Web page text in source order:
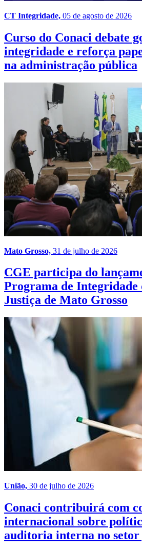
CT Integridade, 05 de agosto de 2026
Curso do Conaci debate
integridade e reforça
na administração pública
Mato Grosso, 31 de julho de 2026
CGE participa do
Programa de Integridade
Justiça de Mato Grosso
União, 30 de julho de 2026
Conaci contribuirá com
internacional sobre
auditoria interna no